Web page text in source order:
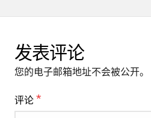
发表评论
您的电子邮箱地址不会被公开。
评论 *